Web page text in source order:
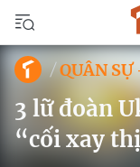
QUÂN
3 lữ đoàn
“cối xay